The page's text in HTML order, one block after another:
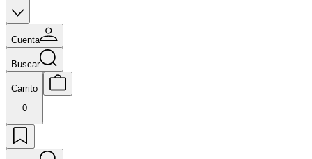
Cuenta
Buscar
Carrito
0